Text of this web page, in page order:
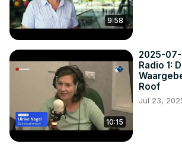
“Er zijn mensen die weggaan uit deze
simpelweg niet naast zulke vreemde
groeperingen willen wonen. Maar er zijn
die dorpen die met flyers rondlopen om
waarschuwen en die bijvoorbeeld een
willen beginnen.”
9:58
10:15
2025-07-
Radio 1:
Roof
Jul 23,